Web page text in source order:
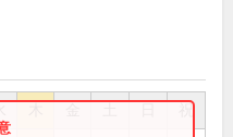
祝